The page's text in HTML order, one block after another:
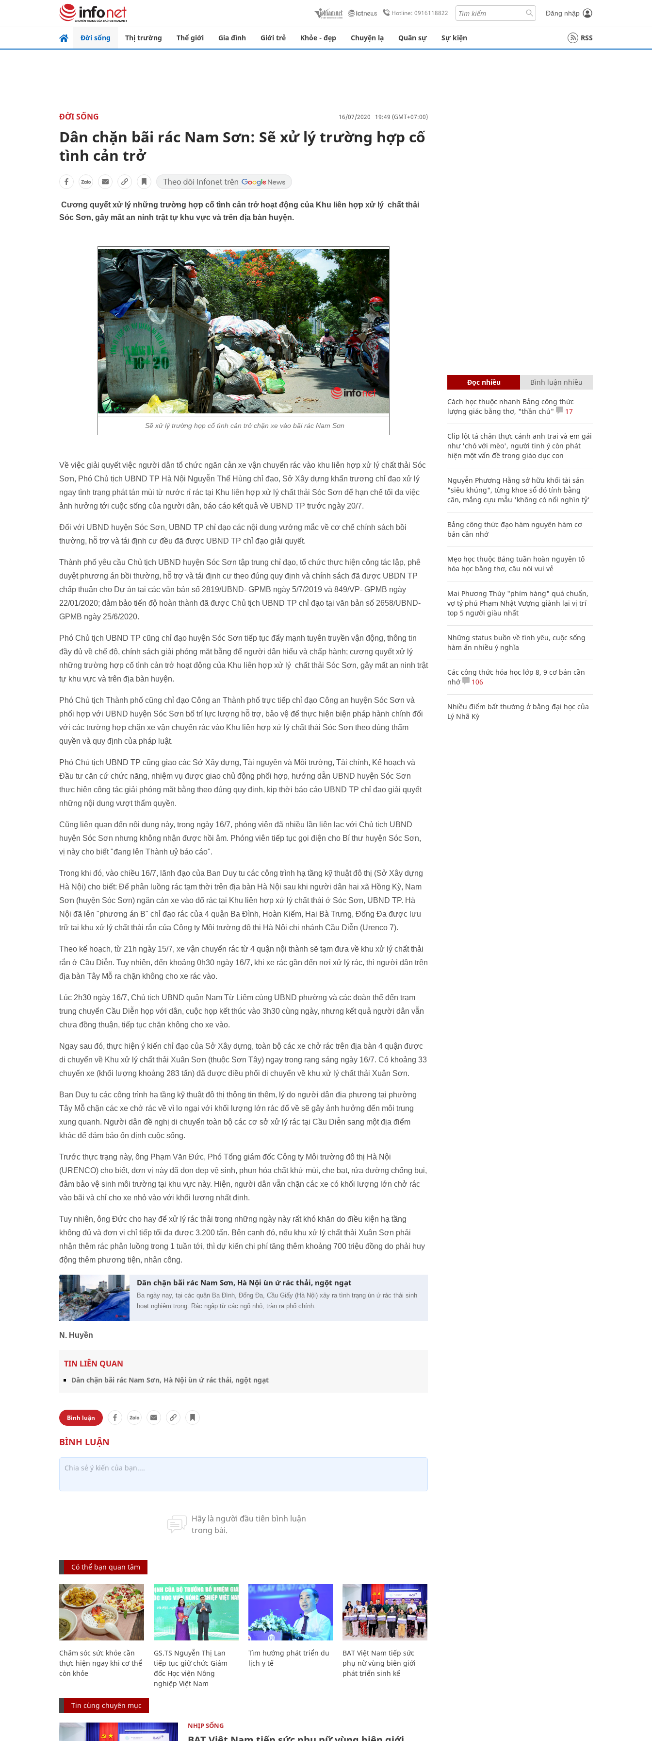
Hotline: 0916118822 Đăng nhập
Đời sống Thị trường Thế giới Gia đình Giới trẻ Khỏe - đẹp Chuyện lạ Quân sự Sự kiện RSS
ĐỜI SỐNG 16/07/2020 19:49 (GMT+07:00)
Dân chặn bãi rác Nam Sơn: Sẽ xử lý trường hợp cố
tình cản trở
Cương quyết xử lý những trường hợp cố tình cản trở hoạt động của Khu liên hợp xử lý chất thải
Sóc Sơn, gây mất an ninh trật tự khu vực và trên địa bàn huyện.
Sẽ xử lý trường hợp cố tình cản trở chặn xe vào bãi rác Nam Sơn
Về việc giải quyết việc người dân tổ chức ngăn cản xe vận chuyển rác vào khu liên hợp xử lý chất thải Sóc
Sơn, Phó Chủ tịch UBND TP Hà Nội Nguyễn Thế Hùng chỉ đạo, Sở Xây dựng khẩn trương chỉ đạo xử lý
ngay tình trạng phát tán mùi từ nước rỉ rác tại Khu liên hợp xử lý chất thải Sóc Sơn để hạn chế tối đa việc
ảnh hưởng tới cuộc sống của người dân, báo cáo kết quả về UBND TP trước ngày 20/7.
Đối với UBND huyện Sóc Sơn, UBND TP chỉ đạo các nội dung vướng mắc về cơ chế chính sách bồi
thường, hỗ trợ và tái định cư đều đã được UBND TP chỉ đạo giải quyết.
Thành phố yêu cầu Chủ tịch UBND huyện Sóc Sơn tập trung chỉ đạo, tổ chức thực hiện công tác lập, phê
duyệt phương án bồi thường, hỗ trợ và tái định cư theo đúng quy định và chính sách đã được UBDN TP
chấp thuận cho Dự án tại các văn bản số 2819/UBND- GPMB ngày 5/7/2019 và 849/VP- GPMB ngày
22/01/2020; đảm bảo tiến độ hoàn thành đã được Chủ tịch UBND TP chỉ đạo tại văn bản số 2658/UBND-
GPMB ngày 25/6/2020.
Phó Chủ tịch UBND TP cũng chỉ đạo huyện Sóc Sơn tiếp tục đẩy mạnh tuyên truyền vận động, thông tin
đầy đủ về chế độ, chính sách giải phóng mặt bằng để người dân hiểu và chấp hành; cương quyết xử lý
những trường hợp cố tình cản trở hoạt động của Khu liên hợp xử lý chất thải Sóc Sơn, gây mất an ninh trật
tự khu vực và trên địa bàn huyện.
Phó Chủ tịch Thành phố cũng chỉ đạo Công an Thành phố trực tiếp chỉ đạo Công an huyện Sóc Sơn và
phối hợp với UBND huyện Sóc Sơn bố trí lực lượng hỗ trợ, bảo vệ để thực hiện biện pháp hành chính đối
với các trường hợp chặn xe vận chuyển rác vào Khu liên hợp xử lý chất thải Sóc Sơn theo đúng thẩm
quyền và quy định của pháp luật.
Phó Chủ tịch UBND TP cũng giao các Sở Xây dựng, Tài nguyên và Môi trường, Tài chính, Kế hoạch và
Đầu tư căn cứ chức năng, nhiệm vụ được giao chủ động phối hợp, hướng dẫn UBND huyện Sóc Sơn
thực hiện công tác giải phóng mặt bằng theo đúng quy định, kịp thời báo cáo UBND TP chỉ đạo giải quyết
những nội dung vượt thẩm quyền.
Cũng liên quan đến nội dung này, trong ngày 16/7, phóng viên đã nhiều lần liên lạc với Chủ tịch UBND
huyện Sóc Sơn nhưng không nhận được hồi âm. Phóng viên tiếp tục gọi điện cho Bí thư huyện Sóc Sơn,
vị này cho biết "đang lên Thành uỷ báo cáo".
Trong khi đó, vào chiều 16/7, lãnh đạo của Ban Duy tu các công trình hạ tầng kỹ thuật đô thị (Sở Xây dựng
Hà Nội) cho biết: Để phân luồng rác tạm thời trên địa bàn Hà Nội sau khi người dân hai xã Hồng Kỳ, Nam
Sơn (huyện Sóc Sơn) ngăn cản xe vào đổ rác tại Khu liên hợp xử lý chất thải ở Sóc Sơn, UBND TP. Hà
Nội đã lên "phương án B" chỉ đạo rác của 4 quận Ba Đình, Hoàn Kiếm, Hai Bà Trưng, Đống Đa được lưu
trữ tại khu xử lý chất thải rắn của Công ty Môi trường đô thị Hà Nội chi nhánh Cầu Diễn (Urenco 7).
Theo kế hoạch, từ 21h ngày 15/7, xe vận chuyển rác từ 4 quận nội thành sẽ tạm đưa về khu xử lý chất thải
rắn ở Cầu Diễn. Tuy nhiên, đến khoảng 0h30 ngày 16/7, khi xe rác gần đến nơi xử lý rác, thì người dân trên
địa bàn Tây Mỗ ra chặn không cho xe rác vào.
Lúc 2h30 ngày 16/7, Chủ tịch UBND quận Nam Từ Liêm cùng UBND phường và các đoàn thể đến trạm
trung chuyển Cầu Diễn họp với dân, cuộc họp kết thúc vào 3h30 cùng ngày, nhưng kết quả người dân vẫn
chưa đồng thuận, tiếp tục chặn không cho xe vào.
Ngay sau đó, thực hiện ý kiến chỉ đạo của Sở Xây dựng, toàn bộ các xe chở rác trên địa bàn 4 quận được
di chuyển về Khu xử lý chất thải Xuân Sơn (thuộc Sơn Tây) ngay trong rạng sáng ngày 16/7. Có khoảng 33
chuyến xe (khối lượng khoảng 283 tấn) đã được điều phối di chuyển về khu xử lý chất thải Xuân Sơn.
Ban Duy tu các công trình hạ tầng kỹ thuật đô thị thông tin thêm, lý do người dân địa phương tại phường
Tây Mỗ chặn các xe chở rác về vì lo ngại với khối lượng lớn rác đổ về sẽ gây ảnh hưởng đến môi trung
xung quanh. Người dân đề nghị di chuyển toàn bộ các cơ sở xử lý rác tại Cầu Diễn sang một địa điểm
khác để đảm bảo ổn định cuộc sống.
Trước thực trạng này, ông Phạm Văn Đức, Phó Tổng giám đốc Công ty Môi trường đô thị Hà Nội
(URENCO) cho biết, đơn vị này đã dọn dẹp vệ sinh, phun hóa chất khử mùi, che bạt, rửa đường chống bụi,
đảm bảo vệ sinh môi trường tại khu vực này. Hiện, người dân vẫn chặn các xe có khối lượng lớn chở rác
vào bãi và chỉ cho xe nhỏ vào với khối lượng nhất định.
Tuy nhiên, ông Đức cho hay để xử lý rác thải trong những ngày này rất khó khăn do điều kiện hạ tầng
không đủ và đơn vị chỉ tiếp tối đa được 3.200 tấn. Bên cạnh đó, nếu khu xử lý chất thải Xuân Sơn phải
nhận thêm rác phân luồng trong 1 tuần tới, thì dự kiến chi phí tăng thêm khoảng 700 triệu đồng do phải huy
động thêm phương tiện, nhân công.
Dân chặn bãi rác Nam Sơn, Hà Nội ùn ứ rác thải, ngột ngạt
Ba ngày nay, tại các quận Ba Đình, Đống Đa, Cầu Giấy (Hà Nội) xảy ra tình trạng ùn ứ rác thải sinh
hoạt nghiêm trọng. Rác ngập từ các ngõ nhỏ, tràn ra phố chính.
N. Huyền
TIN LIÊN QUAN
Dân chặn bãi rác Nam Sơn, Hà Nội ùn ứ rác thải, ngột ngạt
Bình luận
Có thể bạn quan tâm
Chăm sóc sức khỏe cần
thực hiện ngay khi cơ thể
còn khỏe
GS.TS Nguyễn Thị Lan
tiếp tục giữ chức Giám
đốc Học viện Nông
nghiệp Việt Nam
Tìm hướng phát triển du
lịch y tế
BAT Việt Nam tiếp sức
phụ nữ vùng biên giới
phát triển sinh kế
Tin cùng chuyên mục
NHỊP SỐNG
Đọc nhiều Bình luận nhiều
Cách học thuộc nhanh Bảng công thức
lượng giác bằng thơ, "thần chú"
17
Clip lột tả chân thực cảnh anh trai và em gái
như 'chó với mèo', người tinh ý còn phát
hiện một vấn đề trong giáo dục con
Nguyễn Phương Hằng sở hữu khối tài sản
"siêu khủng", từng khoe sổ đỏ tính bằng
cân, mắng cựu mẫu 'không có nổi nghìn tỷ'
Bảng công thức đạo hàm nguyên hàm cơ
bản cần nhớ
Mẹo học thuộc Bảng tuần hoàn nguyên tố
hóa học bằng thơ, câu nói vui vẻ
Mai Phương Thúy "phím hàng" quá chuẩn,
vợ tỷ phú Phạm Nhật Vượng giành lại vị trí
top 5 người giàu nhất
Những status buồn về tình yêu, cuộc sống
hàm ẩn nhiều ý nghĩa
Các công thức hóa học lớp 8, 9 cơ bản cần
nhớ
106
Nhiều điểm bất thường ở bằng đại học của
Lý Nhã Kỳ